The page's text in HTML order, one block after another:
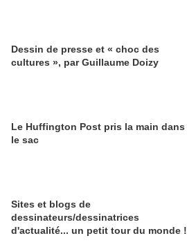
Dessin de presse et « choc des
cultures », par Guillaume Doizy
Le Huffington Post pris la main dans
le sac
Sites et blogs de
dessinateurs/dessinatrices
d'actualité... un petit tour du monde !